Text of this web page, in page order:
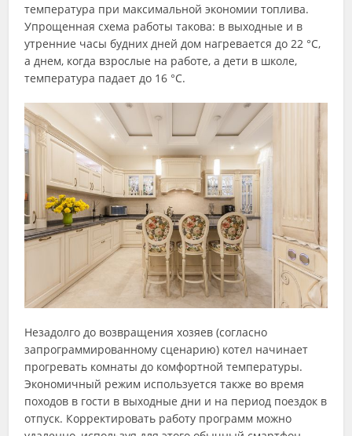
температура при максимальной экономии топлива.
Упрощенная схема работы такова: в выходные и в
утренние часы будних дней дом нагревается до 22 °С,
а днем, когда взрослые на работе, а дети в школе,
температура падает до 16 °С.
Незадолго до возвращения хозяев (согласно
запрограммированному сценарию) котел начинает
прогревать комнаты до комфортной температуры.
Экономичный режим используется также во время
походов в гости в выходные дни и на период поездок в
отпуск. Корректировать работу программ можно